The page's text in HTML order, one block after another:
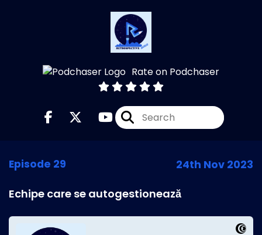
Rate on Podchaser
Episode 29 24th Nov 2023
Echipe care se autogestionează